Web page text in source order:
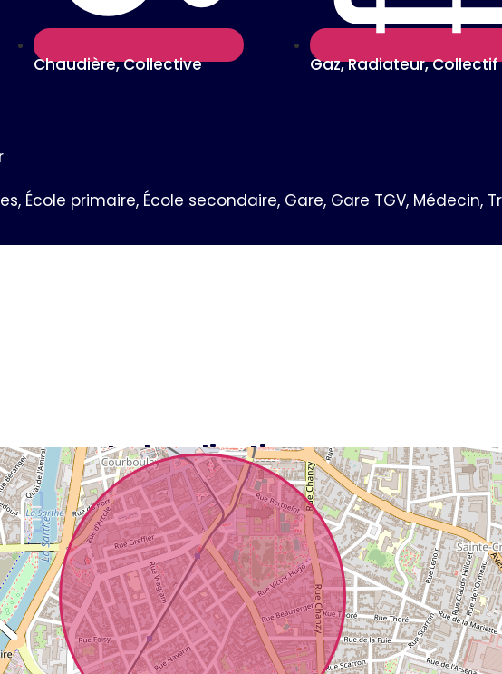
Chaudière, Collective Gaz, Radiateur, Collectif
École primaire, École secondaire, Gare, Gare TGV, Médecin,
La localisation